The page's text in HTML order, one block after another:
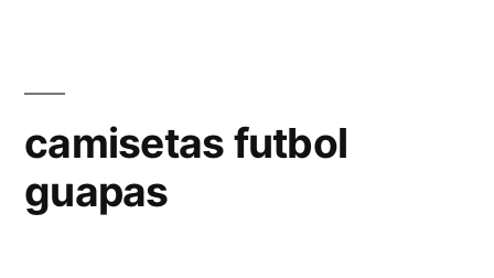
camisetas futbol
guapas